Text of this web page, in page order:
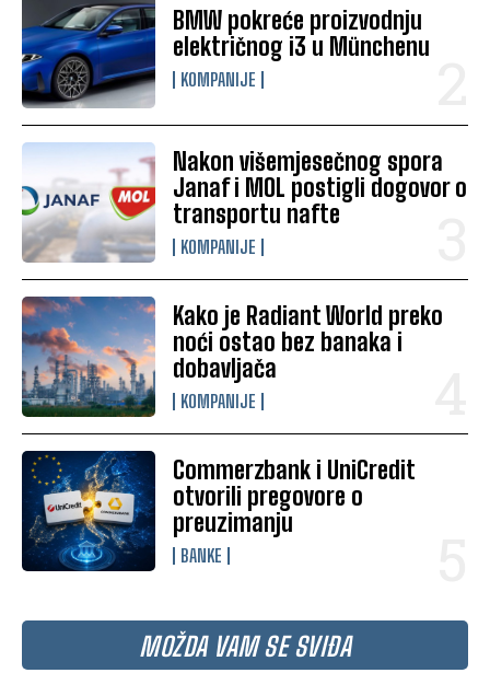
BMW pokreće proizvodnju
električnog i3 u Münchenu
KOMPANIJE
Nakon višemjesečnog spora
Janaf i MOL postigli dogovor o
transportu nafte
KOMPANIJE
Kako je Radiant World preko
noći ostao bez banaka i
dobavljača
KOMPANIJE
Commerzbank i UniCredit
otvorili pregovore o
preuzimanju
BANKE
MOŽDA VAM SE SVIĐA